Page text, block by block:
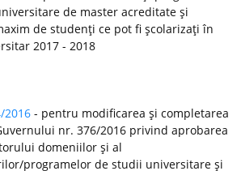
de master acreditate şi
de studenţi ce pot fi şcolarizaţi în
2017 - 2018
2016 - pentru modificarea şi completarea
nr. 376/2016 privind aprobarea
domeniilor şi al
programelor de studii universitare şi